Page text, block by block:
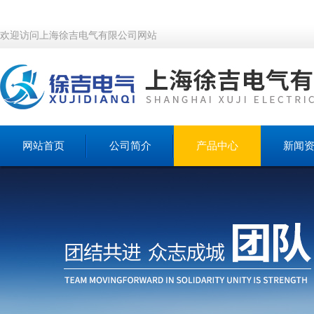
欢迎访问上海徐吉电气有限公司网站
网站首页 公司简介 产品中心 新闻